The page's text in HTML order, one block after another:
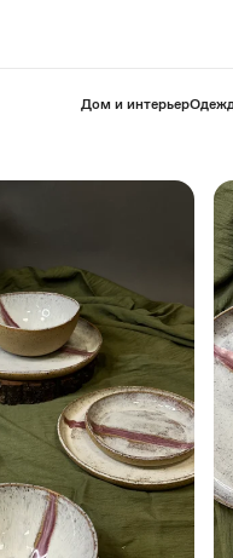
⁠Дом и интерьер